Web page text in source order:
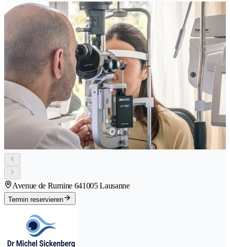
Avenue de Rumine 641005 Lausanne
Termin reservieren